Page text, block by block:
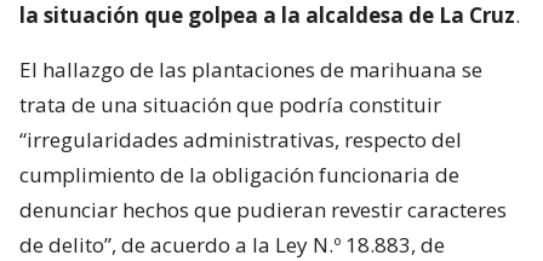
la situación que golpea a la alcaldesa de La Cruz.
El hallazgo de las plantaciones de marihuana se
trata de una situación que podría constituir
“irregularidades administrativas, respecto del
cumplimiento de la obligación funcionaria de
denunciar hechos que pudieran revestir caracteres
de delito”, de acuerdo a la Ley N.º 18.883, de